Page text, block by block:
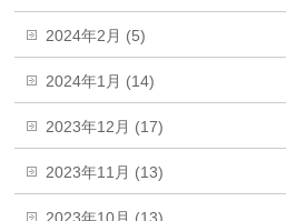
2024年2月 (5)
2024年1月 (14)
2023年12月 (17)
2023年11月 (13)